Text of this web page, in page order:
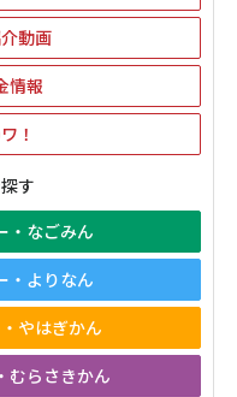
動画
情報
！
す
・なごみん
・よりなん
やはぎかん
むらさきかん